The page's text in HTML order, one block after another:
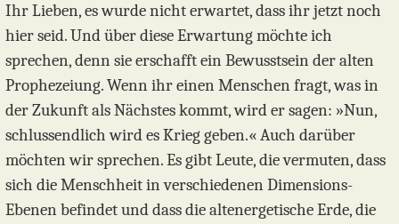
Ihr Lieben, es wurde nicht erwartet, dass ihr jetzt noch
hier seid. Und über diese Erwartung möchte ich
sprechen, denn sie erschafft ein Bewusstsein der alten
Prophezeiung. Wenn ihr einen Menschen fragt, was in
der Zukunft als Nächstes kommt, wird er sagen: »Nun,
schlussendlich wird es Krieg geben.« Auch darüber
möchten wir sprechen. Es gibt Leute, die vermuten, dass
sich die Menschheit in verschiedenen Dimensions-
Ebenen befindet und dass die altenergetische Erde, die